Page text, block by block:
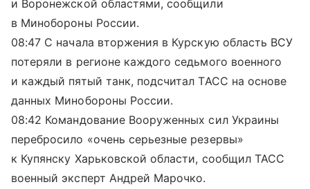
и Воронежской областями, сообщили
в Минобороны России.
08:47 С начала вторжения в Курскую область ВСУ
потеряли в регионе каждого седьмого военного
и каждый пятый танк, подсчитал ТАСС на основе
данных Минобороны России.
08:42 Командование Вооруженных сил Украины
перебросило «очень серьезные резервы»
к Купянску Харьковской области, сообщил ТАСС
военный эксперт Андрей Марочко.